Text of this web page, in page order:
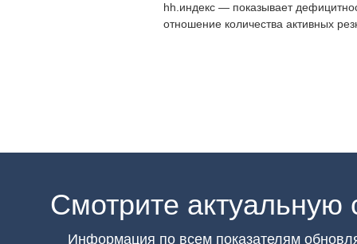
hh.индекс — показывает
отношение количества активных
Смотрите актуальную
Информация по всем показателям